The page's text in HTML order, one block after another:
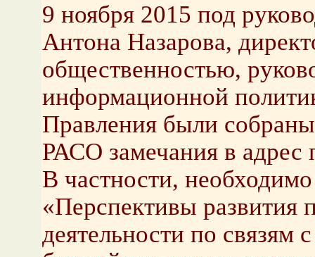
9 ноября 2015 под
Антона Назарова,
общественностью,
информационной
Правления были
РАСО замечания в адрес
В частности, необходимо
«Перспективы развития
деятельности по связям